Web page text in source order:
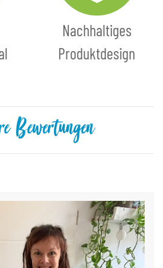
Nachhaltiges
Produktdesign
Bewertungen